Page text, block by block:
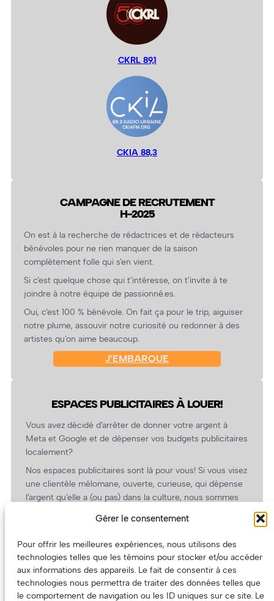
Gérer le consentement
Pour offrir les meilleures expériences, nous utilisons des
technologies telles que les témoins pour stocker et/ou accéder
aux informations des appareils. Le fait de consentir à ces
technologies nous permettra de traiter des données telles que
le comportement de navigation ou les ID uniques sur ce site. Le
CKRL 89,1
CKIA 88,3
CAMPAGNE DE RECRUTEMENT
H-2025
On est à la recherche de rédactrices et de rédacteurs
bénévoles pour ne rien manquer de la saison
complètement folle qui s’en vient.
Si c’est quelque chose qui t’intéresse, on t’invite à te
joindre à notre équipe de passionné.es.
Oui, c’est 100 % bénévole. On fait ça pour le trip, aiguiser
notre plume, assouvir notre curiosité ou redonner à des
artistes qu’on aime beaucoup.
J’EMBARQUE
ESPACES PUBLICITAIRES À LOUER!
Vous avez décidé d’arrêter de donner votre argent à
Meta et Google et de dépenser vos budgets publicitaires
localement?
Nos espaces publicitaires sont là pour vous! Si vous visez
une clientèle mélomane, ouverte, curieuse, qui dépense
l’argent qu’elle a (ou pas) dans la culture, nous sommes
revient.
(Oui, on va avoir des tarifs spéciaux pour vous, les
artistes!)